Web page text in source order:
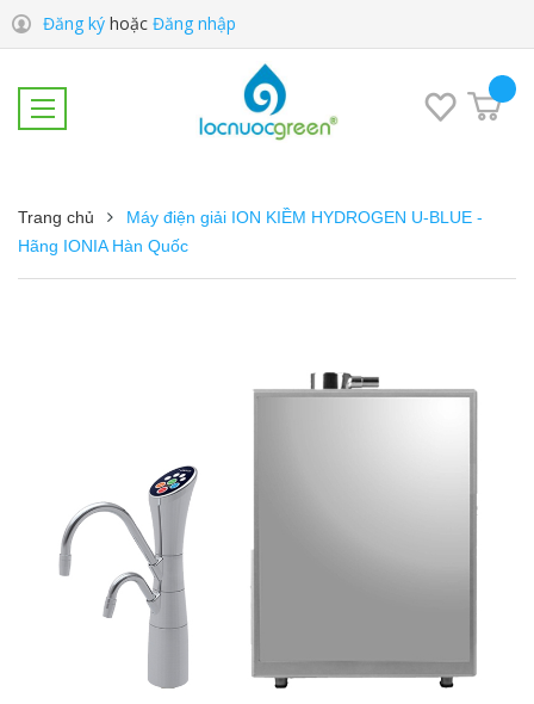
Đăng ký hoặc Đăng nhập
Trang chủ
Máy điện giải ION KIỀM HYDROGEN U-BLUE -
Hãng IONIA Hàn Quốc